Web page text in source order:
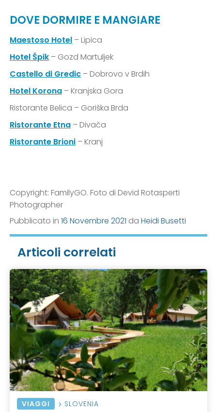
DOVE DORMIRE E MANGIARE
Maestoso Hotel – Lipica
Hotel Špik – Gozd Martuljek
Castello di Gredic – Dobrovo v Brdih
Hotel Korona – Kranjska Gora
Ristorante Belica – Goriška Brda
Ristorante Etna – Divača
Ristorante Brioni – Kranj
Copyright: FamilyGO. Foto di Devid Rotasperti
Photographer
Pubblicato in 16 Novembre 2021 da Heidi Busetti
Articoli correlati
VIAGGI SLOVENIA